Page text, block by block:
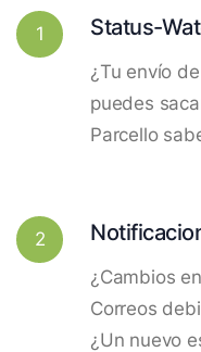
1 Status-
¿Tu envío
puedes
Parcello
2
¿Cambios
Correos
¿Un nuevo